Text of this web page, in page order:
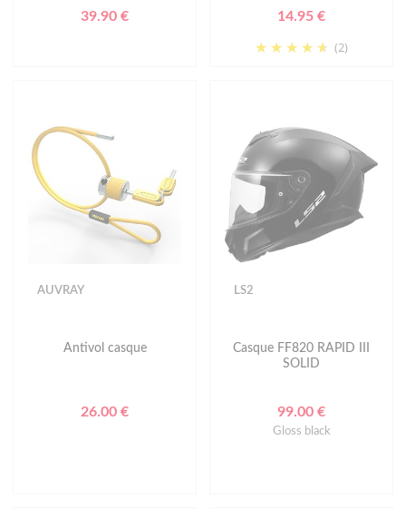
39.90 € 14.95 €
(2)
AUVRAY
Antivol casque
26.00 €
LS2
Casque FF820 RAPID III
SOLID
99.00 €
Gloss black